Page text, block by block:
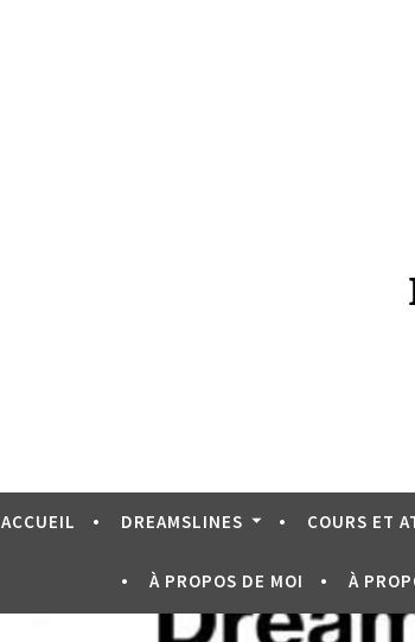
ACCUEIL DREAMSLINES COURS ET
À PROPOS DE MOI À